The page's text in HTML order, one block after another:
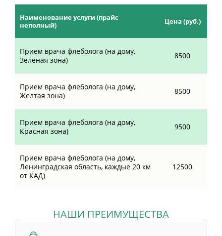
Наименование услуги (прайс
неполный)
Цена (руб.)
Прием врача флеболога (на дому,
Зеленая зона)
8500
Прием врача флеболога (на дому,
Желтая зона)
8500
Прием врача флеболога (на дому,
Красная зона)
9500
Прием врача флеболога (на дому,
Ленинградская область, каждые 20 км
от КАД)
12500
НАШИ ПРЕИМУЩЕСТВА